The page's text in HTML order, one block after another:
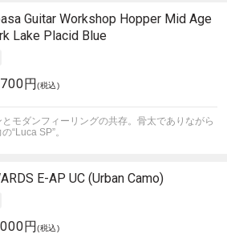
Guitar Workshop Hopper Mid Age
Lake Placid Blue
円(税込)
モダンフィーリングの共存。骨太でありながら
“Luca SP”。
E-AP UC (Urban Camo)
円(税込)